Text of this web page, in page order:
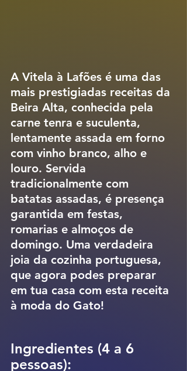
A Vitela à Lafões é uma das
mais prestigiadas receitas da
Beira Alta, conhecida pela
carne tenra e suculenta,
lentamente assada em forno
com vinho branco, alho e
louro. Servida
tradicionalmente com
batatas assadas, é presença
garantida em festas,
romarias e almoços de
domingo. Uma verdadeira
joia da cozinha portuguesa,
que agora podes preparar
em tua casa com esta receita
à moda do Gato!
Ingredientes (4 a 6
pessoas):